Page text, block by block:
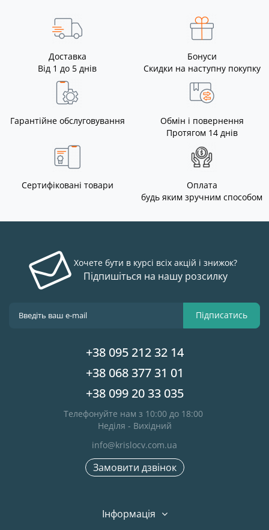
Доставка
Від 1 до 5 днів
Бонуси
Скидки на наступну покупку
Гарантійне обслуговування
Обмін і повернення
Протягом 14 днів
Сертифіковані товари
Оплата
будь яким зручним способом
Хочете бути в курсі всіх акцій і знижок?
Підпишіться на нашу розсилку
Підписатись
+38 095 212 32 14
+38 068 377 31 01
+38 099 20 33 035
Телефонуйте нам з 10:00 до 18:00
Неділя - Вихідний
info@krislocv.com.ua
Замовити дзвінок
Інформація